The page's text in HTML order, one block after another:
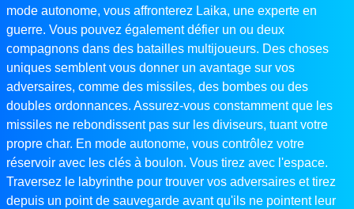
mode autonome, vous affronterez Laika, une experte en
guerre. Vous pouvez également défier un ou deux
compagnons dans des batailles multijoueurs. Des choses
uniques semblent vous donner un avantage sur vos
adversaires, comme des missiles, des bombes ou des
doubles ordonnances. Assurez-vous constamment que les
missiles ne rebondissent pas sur les diviseurs, tuant votre
propre char. En mode autonome, vous contrôlez votre
réservoir avec les clés à boulon. Vous tirez avec l'espace.
Traversez le labyrinthe pour trouver vos adversaires et tirez
depuis un point de sauvegarde avant qu'ils ne pointent leur